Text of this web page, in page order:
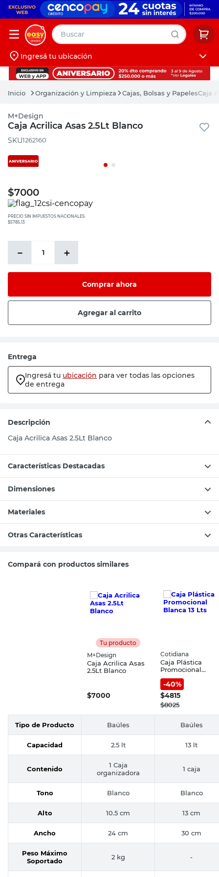
Buscar
Iniciá sesión
Ingresá tu ubicación
Organización y Limpieza Cajas, Bolsas y PapelesCaja
M+Design
Caja Acrilica Asas 2.5Lt Blanco
:1262160
$7000
PRECIO SIN IMPUESTOS NACIONALES:
$5785,13
＋
－
Comprar ahora
Agregar al carrito
Entrega
Ingresá tu ubicación para ver todas las opciones
de entrega
Descripción
Caja Acrilica Asas 2.5Lt Blanco
Características Destacadas
Dimensiones
Materiales
Otras Características
Compará con productos similares
Tu producto
M+Design
Caja Acrilica Asas
2.5Lt Blanco
$7000
Cotidiana
Caja Plástica
Promocional
Blanca 13 Lts
-40%
$4815
$8025
Tipo de Producto Baúles Baúles
Capacidad 2.5 lt 13 lt
Contenido
1 Caja
organizadora
1 caja
Tono Blanco Blanco
Alto 10.5 cm 13 cm
Ancho 24 cm 30 cm
Peso Máximo
Soportado
2 kg -
muebles
pintura
escritorio
puertas